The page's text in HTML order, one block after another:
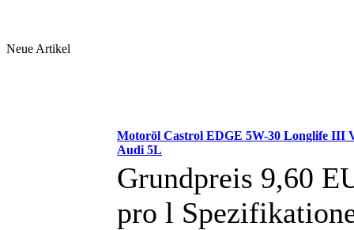
Neue Artikel
Motoröl Castrol EDGE 5W-30 Longlife III
Audi 5L
Grundpreis 9,60
pro l